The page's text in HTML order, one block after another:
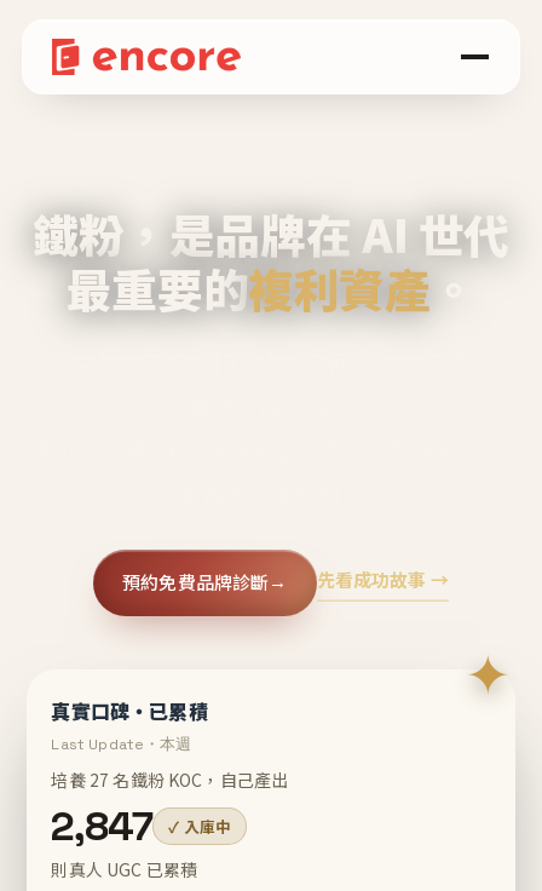
鐵粉，是品牌在 AI 世代
最重要的複利資產 。
預約免費品牌診斷→ 先看成功故事 →
✦
真實口碑・已累積
Last Update・本週
培養 27 名鐵粉 KOC，自己產出
2,847 ✓ 入庫中
則真人 UGC 已累積